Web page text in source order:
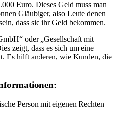
Euro. Dieses Geld muss man
Gläubiger, also Leute denen
dass sie ihr Geld bekommen.
oder „Gesellschaft mit
zeigt, dass es sich um eine
Es hilft anderen, wie Kunden, die
Person mit eigenen Rechten